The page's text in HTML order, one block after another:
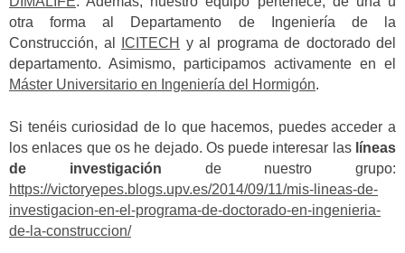
otra forma al Departamento de Ingeniería de la
Construcción, al
ICITECH y al programa de doctorado del
departamento. Asimismo, participamos activamente en el
Máster Universitario en Ingeniería del Hormigón.
Si tenéis curiosidad de lo que hacemos, puedes acceder a
los enlaces que os he dejado. Os puede interesar las líneas
de investigación de nuestro grupo:
https://victoryepes.blogs.upv.es/2014/09/11/mis-lineas-de-
investigacion-en-el-programa-de-doctorado-en-ingenieria-
de-la-construccion/